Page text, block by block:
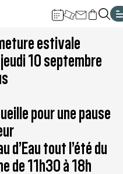
Aller
au
pied
plan
estivale
10 septembre
pour une pause
d’Eau tout l’été du
de 11h30 à 18h